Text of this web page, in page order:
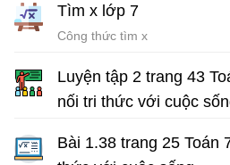
Tìm x lớp 7
Công thức tìm x
Luyện tập 2 trang 43
nối tri thức với cuộc
Bài 1.38 trang 25 Toán